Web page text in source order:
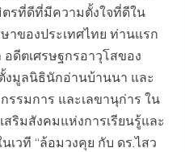
รที่ดีที่มีความตั้งใจที่ดีใน
าของประเทศไทย ท่านแรก
ดีตเศรษฐกรอาวุโสของ
งมูลนิธินักอ่านบ้านนา และ
รมการ และเลขานุก่าร ใน
ริมสังคมแห่งการเรียนรู้และ
เวที “ล้อมวงคุย กับ ดร.ไสว